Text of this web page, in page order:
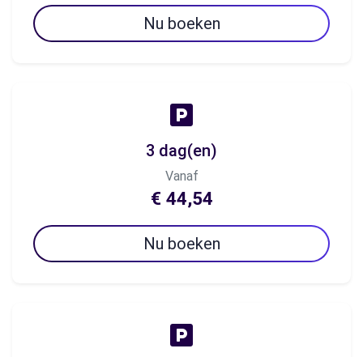
Nu boeken
3 dag(en)
Vanaf
€ 44,54
Nu boeken